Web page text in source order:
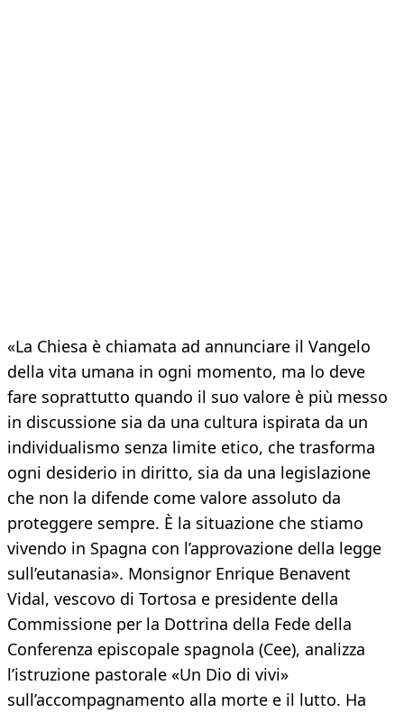
«La Chiesa è chiamata ad annunciare il Vangelo
della vita umana in ogni momento, ma lo deve
fare soprattutto quando il suo valore è più messo
in discussione sia da una cultura ispirata da un
individualismo senza limite etico, che trasforma
ogni desiderio in diritto, sia da una legislazione
che non la difende come valore assoluto da
proteggere sempre. È la situazione che stiamo
vivendo in Spagna con l’approvazione della legge
sull’eutanasia». Monsignor Enrique Benavent
Vidal, vescovo di Tortosa e presidente della
Commissione per la Dottrina della Fede della
Conferenza episcopale spagnola (Cee), analizza
l’istruzione pastorale «Un Dio di vivi»
sull’accompagnamento alla morte e il lutto. Ha